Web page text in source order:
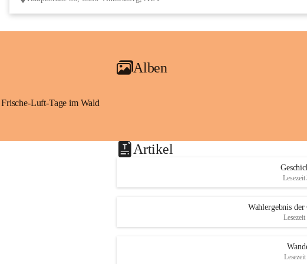
Alben
Frische-Luft-Tage im Wald
Artikel
Wahlergebnis